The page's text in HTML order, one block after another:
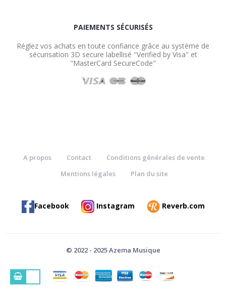
PAIEMENTS SÉCURISÉS
Réglez vos achats en toute confiance grâce au système de
sécurisation 3D secure labellisé "Verified by Visa" et
"MasterCard SecureCode"
A propos Contact
Conditions générales de vente
Mentions légales
Plan du site
Facebook Instagram Reverb.com
© 2022 - 2025 Azema Musique